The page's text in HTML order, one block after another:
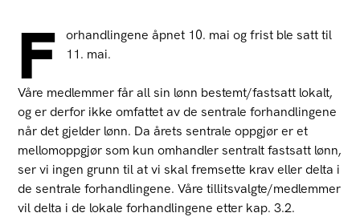
F
orhandlingene åpnet 10. mai og frist ble satt til
11. mai.
Våre medlemmer får all sin lønn bestemt/fastsatt lokalt,
og er derfor ikke omfattet av de sentrale forhandlingene
når det gjelder lønn. Da årets sentrale oppgjør er et
mellomoppgjør som kun omhandler sentralt fastsatt lønn,
ser vi ingen grunn til at vi skal fremsette krav eller delta i
de sentrale forhandlingene. Våre tillitsvalgte/medlemmer
vil delta i de lokale forhandlingene etter kap. 3.2.